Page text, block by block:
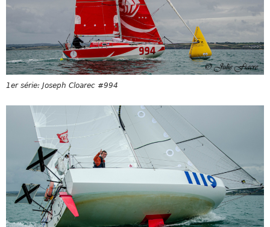
1er série: Joseph Cloarec #994